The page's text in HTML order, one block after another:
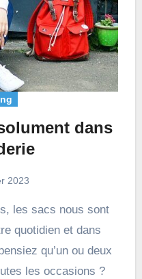
dans
2023
quotidien et dans
qu’un ou deux
les occasions ?